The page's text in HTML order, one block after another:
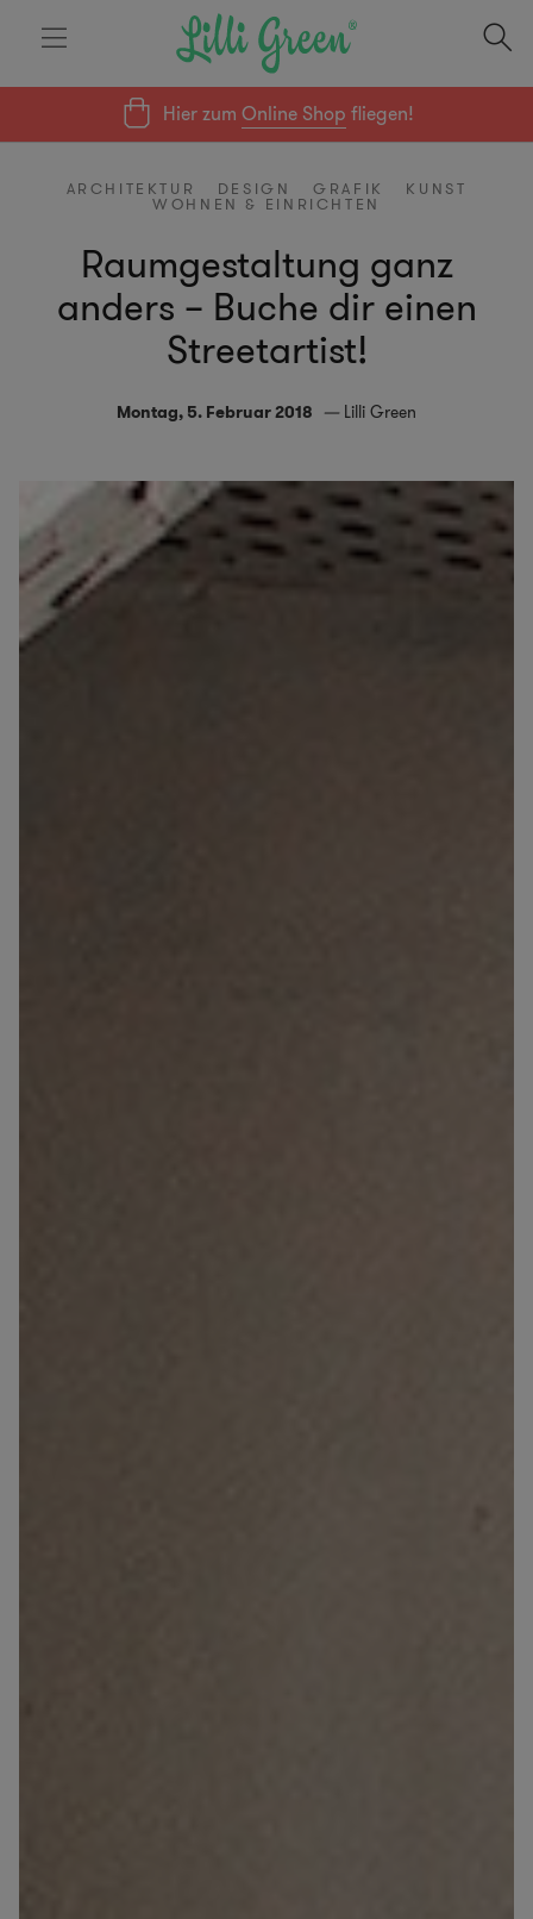
Hier zumOnline Shop fliegen!
ARCHITEKTUR DESIGN GRAFIK KUNST
WOHNEN & EINRICHTEN
Raumgestaltung ganz
anders – Buche dir einen
Streetartist!
Montag, 5. Februar 2018 Lilli Green